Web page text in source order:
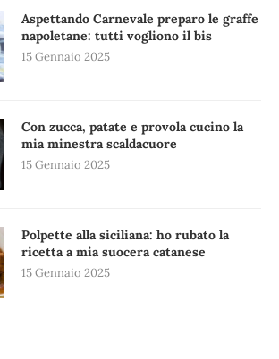
Aspettando Carnevale preparo le graffe
napoletane: tutti vogliono il bis
15 Gennaio 2025
Con zucca, patate e provola cucino la
mia minestra scaldacuore
15 Gennaio 2025
Polpette alla siciliana: ho rubato la
ricetta a mia suocera catanese
15 Gennaio 2025